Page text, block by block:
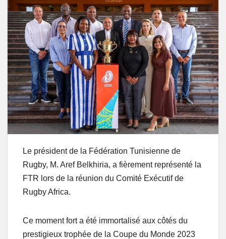
Le président de la Fédération Tunisienne de
Rugby, M. Aref Belkhiria, a fièrement représenté la
FTR lors de la réunion du Comité Exécutif de
Rugby Africa.
Ce moment fort a été immortalisé aux côtés du
prestigieux trophée de la Coupe du Monde 2023